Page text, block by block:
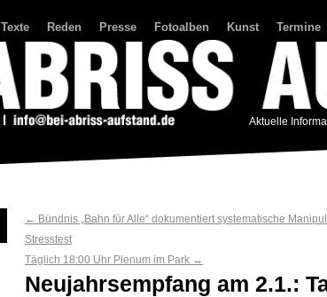
Texte Reden Presse Fotoalben Kunst Termine
Aktuelle
← Bündnis „Bahn für Alle“ dokumentiert systematische
Stresstest
Täglich 18:00 Uhr Plenum im Park →
Neujahrsempfang am 2.1.: